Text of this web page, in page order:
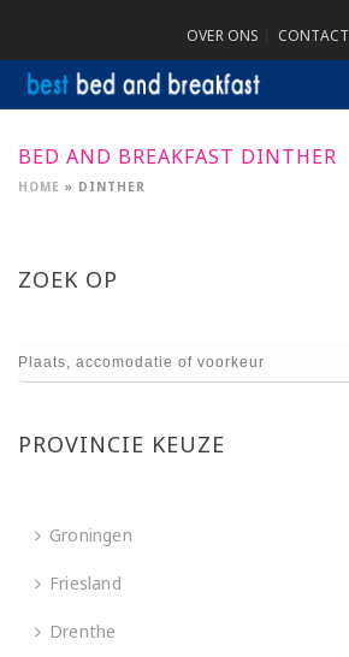
OVER ONS CONTACT
BED AND BREAKFAST DINTHER
HOME » DINTHER
ZOEK OP
PROVINCIE KEUZE
Groningen
Friesland
Drenthe